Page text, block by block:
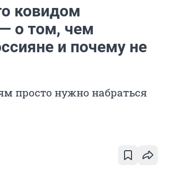
ковидом
о том, чем
и почему не
просто нужно набраться